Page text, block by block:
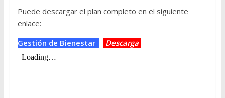
Puede descargar el plan completo en el siguiente
enlace:
Gestión de Bienestar
Descarga